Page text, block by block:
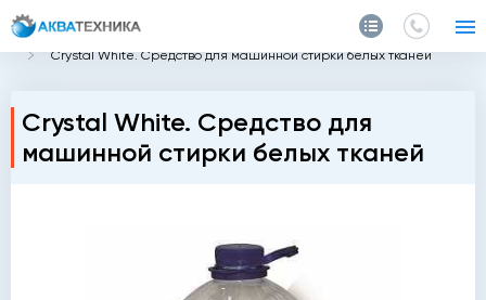
Главная Каталог
Стиральные порошки
Crystal White. Средство для машинной стирки белых тканей
Crystal White. Средство для
машинной стирки белых тканей